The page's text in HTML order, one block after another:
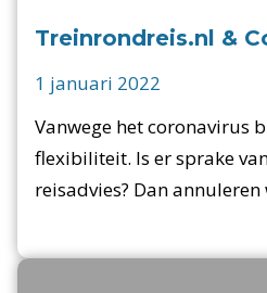
Treinrondreis.nl &
1 januari 2022
Vanwege het coronavirus
flexibiliteit. Is er sprake
reisadvies? Dan